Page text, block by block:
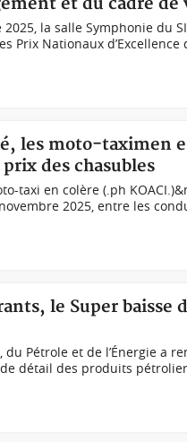
la salle Symphonie du
Prix Nationaux
les moto-taximen
des chasubles
taxi en colère (.ph
2025, entre les
le Super baisse
Pétrole et de l’Énergie a
détail des produits